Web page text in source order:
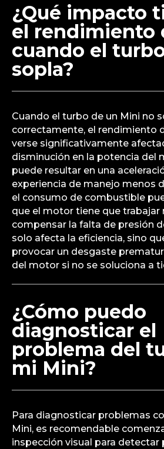
¿Qué impacto
el rendimiento
cuando el
sopla?
Cuando el turbo de un Mini no
correctamente, el rendimiento
verse significativamente
disminución en la potencia del
puede resultar en una
experiencia de manejo menos
el consumo de combustible
que el motor tiene que trabajar
compensar la falta de presión
solo afecta la eficiencia, sino
provocar un desgaste
del motor si no se soluciona a
¿Cómo puedo
diagnosticar el
problema del
mi Mini?
Para diagnosticar problemas
Mini, es recomendable
inspección visual para detectar